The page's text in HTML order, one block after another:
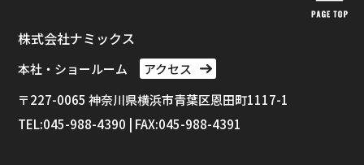
株式会社ナミックス
本社・ショールーム
アクセス
〒227-0065 神奈川県横浜市⻘葉区恩田町1117-1
TEL:045-988-4390 | FAX:045-988-4391